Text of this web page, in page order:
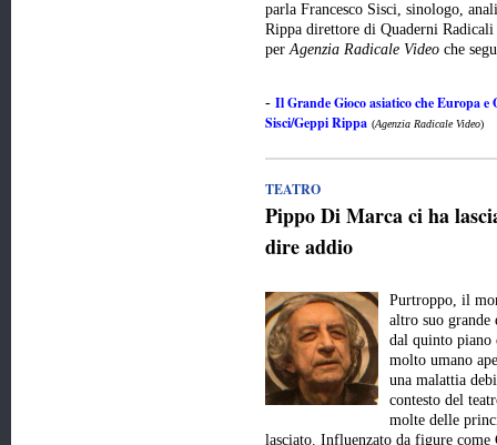
parla Francesco Sisci, sinologo,
Rippa direttore di Quaderni Radicali
perAgenzia Radicale Video che
- Il Grande Gioco asiatico che Europa e
Sisci/Geppi Rippa (Agenzia Radicale Video)
TEATRO
Pippo Di Marca ci ha
dire addio
Purtroppo, il
altro suo grande
dal quinto piano
molto umano
una malattia
contesto del
molte delle
lasciato. Influenzato da figure come